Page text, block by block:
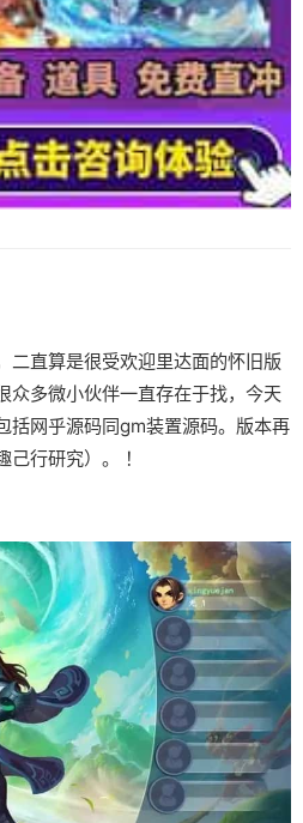
二直算是很受欢迎里达面的怀旧版
众多微小伙伴一直存在于找，今天
括网乎源码同gm装置源码。版本再
行研究）。 ！